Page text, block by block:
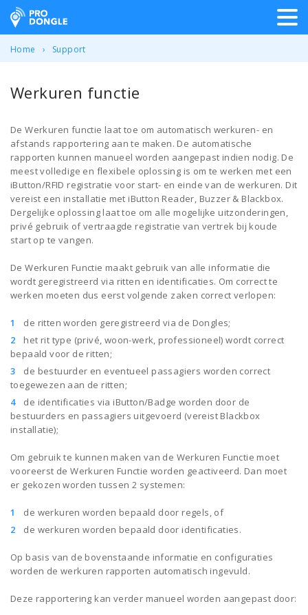
ProDongle Track & Trace
Home Support
Werkuren functie
De Werkuren functie laat toe om automatisch werkuren- en
afstands rapportering aan te maken. De automatische
rapporten kunnen manueel worden aangepast indien nodig. De
meest volledige en flexibele oplossing is om te werken met een
iButton/RFID registratie voor start- en einde van de werkuren. Dit
vereist een installatie met iButton Reader, Buzzer & Blackbox.
Dergelijke oplossing laat toe om alle mogelijke uitzonderingen,
privé gebruik of vertraagde registratie van vertrek bij koude
start op te vangen.
De Werkuren Functie maakt gebruik van alle informatie die
wordt geregistreerd via ritten en identificaties. Om correct te
werken moeten dus eerst volgende zaken correct verlopen:
de ritten worden geregistreerd via de Dongles;
het rit type (privé, woon-werk, professioneel) wordt correct
bepaald voor de ritten;
de bestuurder en eventueel passagiers worden correct
toegewezen aan de ritten;
de identificaties via iButton/Badge worden door de
bestuurders en passagiers uitgevoerd (vereist Blackbox
installatie);
Om gebruik te kunnen maken van de Werkuren Functie moet
vooreerst de Werkuren Functie worden geactiveerd. Dan moet
er gekozen worden tussen 2 systemen:
de werkuren worden bepaald door regels, of
de werkuren worden bepaald door identificaties.
Op basis van de bovenstaande informatie en configuraties
worden de werkuren rapporten automatisch ingevuld.
Deze rapportering kan verder manueel worden aangepast door: